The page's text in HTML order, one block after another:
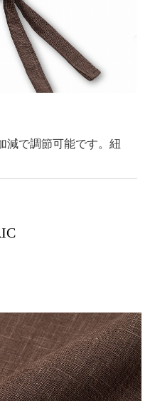
。ファスナーとボタン
。
減で調節可能です。紐